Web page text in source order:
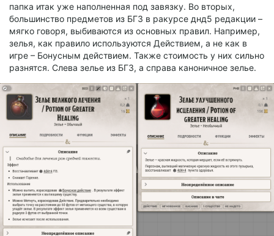
папка итак уже наполненная под завязку. Во вторых,
большинство предметов из БГ3 в ракурсе днд5 редакции –
мягко говоря, выбиваются из основных правил. Например,
зелья, как правило используются Действием, а не как в
игре – Бонусным действием. Также стоимость у них сильно
разнятся. Слева зелье из БГ3, а справа каноничное зелье.